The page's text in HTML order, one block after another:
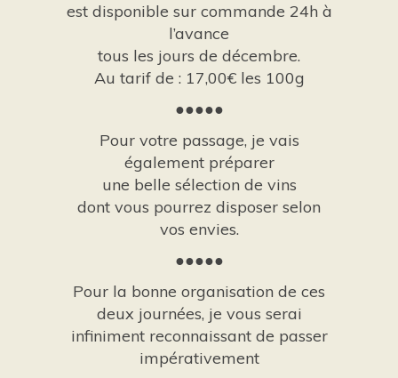
est disponible sur commande 24h à
l’avance
tous les jours de décembre.
Au tarif de : 17,00€ les 100g
●●●●●
Pour votre passage, je vais
également préparer
une belle sélection de vins
dont vous pourrez disposer selon
vos envies.
●●●●●
Pour la bonne organisation de ces
deux journées, je vous serai
infiniment reconnaissant de passer
impérativement